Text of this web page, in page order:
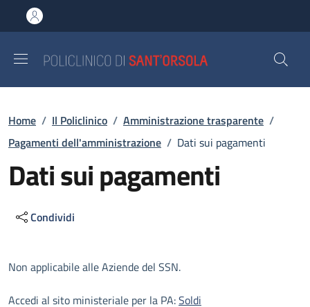
al contenuto principale
to footer content
Briciole di pane
Home / Il Policlinico / Amministrazione trasparente /
Pagamenti dell'amministrazione / Dati sui pagamenti
Dati sui pagamenti
Condividi
Descrizione
Non applicabile alle Aziende del SSN.
Accedi al sito ministeriale per la PA:Soldi